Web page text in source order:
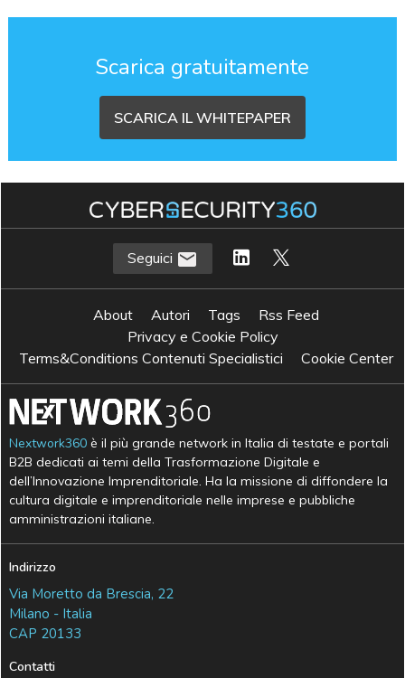
Scarica gratuitamente
SCARICA IL WHITEPAPER
Seguici
About Autori Tags
Rss Feed
Privacy e Cookie Policy
Terms&Conditions Contenuti Specialistici
Cookie Center
Nextwork360 è il più grande network in Italia di testate e portali
B2B dedicati ai temi della Trasformazione Digitale e
dell’Innovazione Imprenditoriale. Ha la missione di diffondere la
cultura digitale e imprenditoriale nelle imprese e pubbliche
amministrazioni italiane.
Indirizzo
Via Moretto da Brescia, 22
Milano - Italia
CAP 20133
Contatti